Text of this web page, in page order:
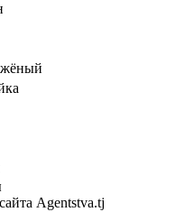
Agentstva.tj